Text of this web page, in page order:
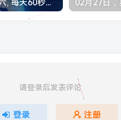
03月21日，星期六, 每天60秒读懂全世界！
请登录后发表评论
登录 注册